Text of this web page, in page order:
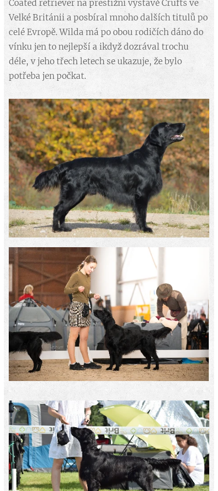
Coated retriever na prestižní výstavě Crufts ve
Velké Británii a posbíral mnoho dalších titulů po
celé Evropě. Wilda má po obou rodičích dáno do
vínku jen to nejlepší a ikdyž dozrával trochu
déle, v jeho třech letech se ukazuje, že bylo
potřeba jen počkat.